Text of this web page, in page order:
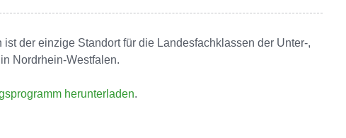
der einzige Standort für die Landesfachklassen der Unter-,
Nordrhein-Westfalen.
herunterladen.